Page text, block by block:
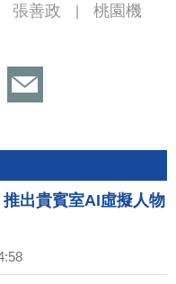
張善政
桃園機
出貴賓室AI虛擬人物